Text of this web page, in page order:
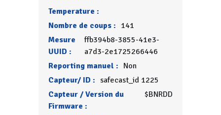
Temperature :
Nombre de coups : 141
Mesure
UUID :
ffb394b8-3855-41e3-
a7d3-2e1725266446
Reporting manuel : Non
Capteur/ ID : safecast_id 1225
Capteur / Version du
Firmware :
$BNRDD